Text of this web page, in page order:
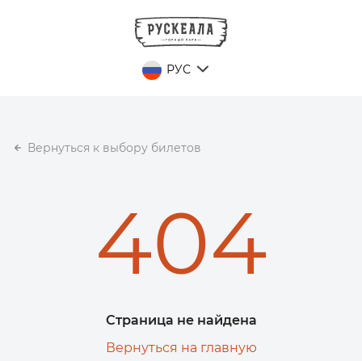
РУС
Вернуться к выбору билетов
404
Страница не найдена
Вернуться на главную